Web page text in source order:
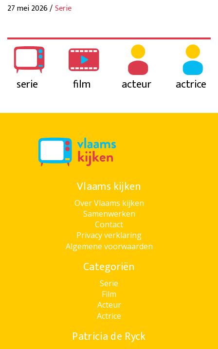
27 mei 2026 /Serie
serie film acteur actrice
Vlaams kijken
Over Vlaams kijken
Samenwerken
Contact
Privacy verklaring
Algemene voorwaarden
Categoriën
Serie
Film
Acteur
Actrice
Patricia de Ryck